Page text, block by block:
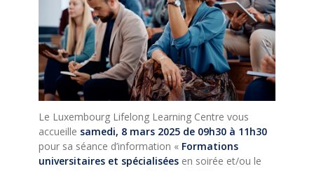
Le Luxembourg Lifelong Learning Centre vous
accueille samedi, 8 mars 2025 de 09h30 à 11h30
pour sa séance d’information « Formations
universitaires et spécialiséesen soirée et/ou le